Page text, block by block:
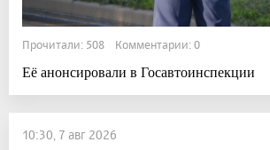
Прочитали: 508 Комментарии: 0
Её анонсировали в Госавтоинспекции
10:30, 7 авг 2026